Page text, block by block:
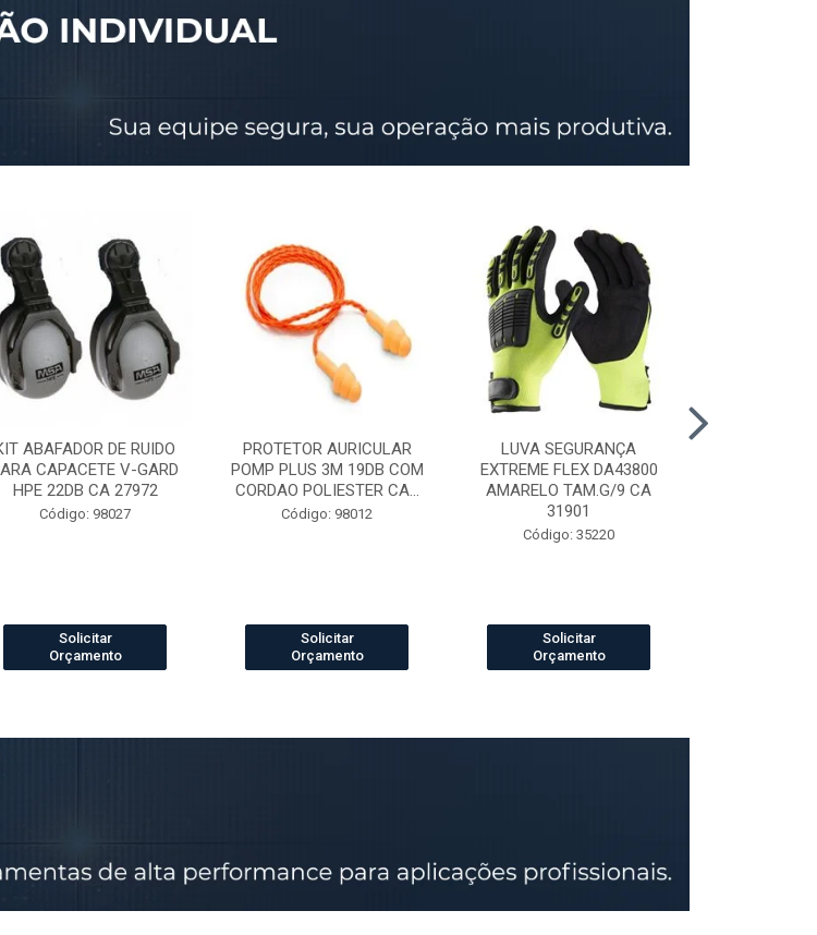
ABAFADOR DE RUIDO
CAPACETE V-GARD
HPE 22DB CA 27972
Código: 98027
Solicitar
Orçamento
PROTETOR AURICULAR
POMP PLUS 3M 19DB COM
CORDAO POLIESTER CA...
Código: 98012
Solicitar
Orçamento
LUVA SEGURANÇA
EXTREME FLEX DA43800
AMARELO TAM.G/9 CA
31901
Código: 35220
Solicitar
Orçamento